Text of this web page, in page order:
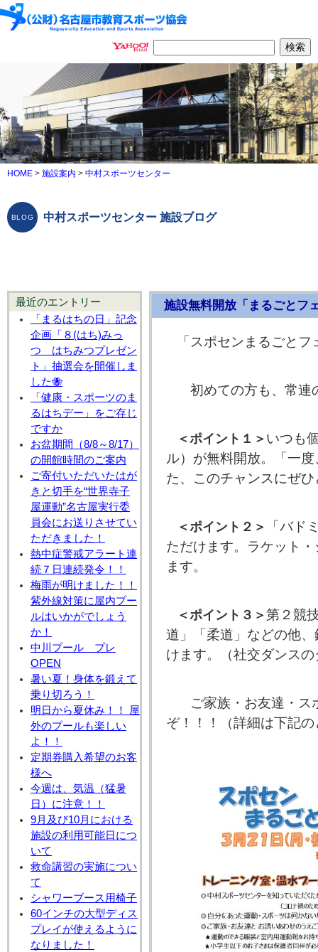
HOME > 施設案内 > 中村スポーツセンター
中村スポーツセンター 施設ブログ
最近のエントリー
「まるはちの日」記念
企画「８(はち)みっ
つ はちみつプレゼン
ト」抽選会を開催しま
した🐝
「健康・スポーツのま
るはちデー」をご存じ
ですか
お盆期間（8/8～8/17）
の開館時間のご案内
ご寄付いただいたはが
きと切手を“世界寺子
屋運動”名古屋実行委
員会にお送りさせてい
ただきました！
熱中症警戒アラート連
続７日連続発令！！
梅雨が明けました！！
紫外線対策に屋内プー
ルはいかがでしょう
か！
中川プール プレ
OPEN
暑い夏！身体を鍛えて
乗り切ろう！
明日から夏休み！！ 屋
外のプールも楽しい
よ！！
定期券購入希望のお客
様へ
今週は、気温（猛暑
日）に注意！！
9月及び10月における
施設の利用可能日につ
いて
救命講習の実施につい
て
シャワーブース用椅子
60インチの大型ディス
プレイが使えるように
なりました！
施設無料開放「まるごとフ
「スポセンまるごと
初めての方も、常連
＜ポイント１＞いつも
ル）が無料開放。
「一
た、このチャンスにぜ
＜ポイント２＞
「バド
ただけます。ラケット
ます。
＜ポイント３＞第２競
道」「柔道」などの他
けます。（社交ダンス
ご家族・お友達・ス
ぞ！！！（詳細は下記